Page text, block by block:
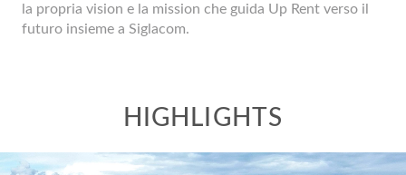
la propria vision e la mission che guida Up Rent verso il
futuro insieme a Siglacom.